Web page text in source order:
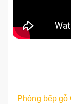
Phòng bếp